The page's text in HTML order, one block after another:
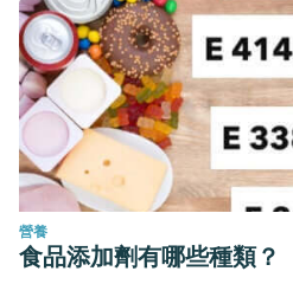
營養
食品添加劑有哪些種類？